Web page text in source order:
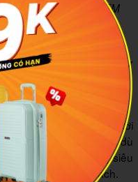
nước cao cấp OEM
lót đệm xốp dày dặn
1 SM BABY
cấp
lưng mang đến trẻ người
làm từ chất liệu vải dù
độ bền. Trọng lượng siêu
vai hay mang xách.